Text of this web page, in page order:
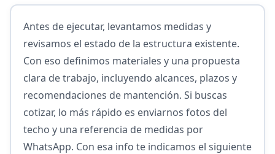
Antes de ejecutar, levantamos medidas y
revisamos el estado de la estructura existente.
Con eso definimos materiales y una propuesta
clara de trabajo, incluyendo alcances, plazos y
recomendaciones de mantención. Si buscas
cotizar, lo más rápido es enviarnos fotos del
techo y una referencia de medidas por
WhatsApp. Con esa info te indicamos el siguiente